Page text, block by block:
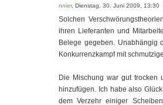
nnier, Dienstag, 30. Juni 2009, 13:30
Solchen
ihren Lieferanten und
Belege gegeben. Unabhängig
Konkurrenzkampf mit
Die Mischung war gut trocken
hinzufügen. Ich habe also
dem Verzehr einiger